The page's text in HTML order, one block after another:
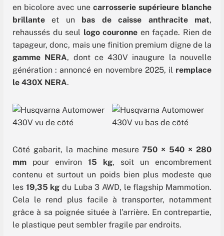
en bicolore avec une carrosserie supérieure blanche
brillante et un bas de caisse anthracite mat,
rehaussés du seul logo couronne en façade. Rien de
tapageur, donc, mais une finition premium digne de la
gamme NERA, dont ce 430V inaugure la nouvelle
génération : annoncé en novembre 2025, il remplace
le 430X NERA.
Côté gabarit, la machine mesure750 × 540 × 280
mm pour environ 15 kg, soit un encombrement
contenu et surtout un poids bien plus modeste que
les 19,35 kg du Luba 3 AWD, le flagship Mammotion.
Cela le rend plus facile à transporter, notamment
grâce à sa poignée située à l’arrière. En contrepartie,
le plastique peut sembler fragile par endroits.